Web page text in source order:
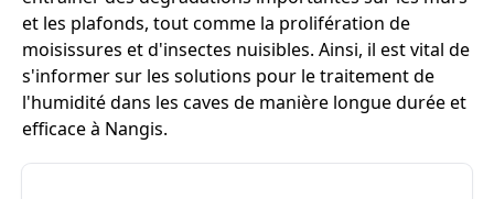
et les plafonds, tout comme la prolifération de
moisissures et d'insectes nuisibles. Ainsi, il est vital de
s'informer sur les solutions pour le traitement de
l'humidité dans les caves de manière longue durée et
efficace à Nangis.